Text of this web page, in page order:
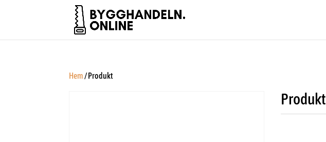
Hem/ Produkt
Produkt